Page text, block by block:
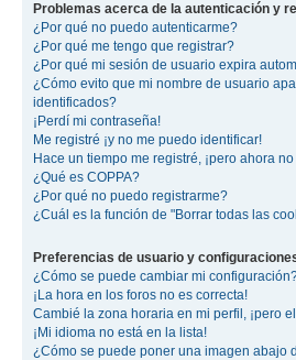
Problemas acerca de la autenticación y
¿Por qué no puedo autenticarme?
¿Por qué me tengo que registrar?
¿Por qué mi sesión de usuario expira
¿Cómo evito que mi nombre de usuario
identificados?
¡Perdí mi contraseña!
Me registré ¡y no me puedo identificar!
Hace un tiempo me registré, ¡pero ahora
¿Qué es COPPA?
¿Por qué no puedo registrarme?
¿Cuál es la función de "Borrar todas las
Preferencias de usuario y
¿Cómo se puede cambiar mi
¡La hora en los foros no es correcta!
Cambié la zona horaria en mi perfil, ¡pero
¡Mi idioma no está en la lista!
¿Cómo se puede poner una imagen abajo